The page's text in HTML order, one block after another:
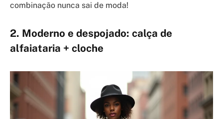
combinação nunca sai de moda!
2. Moderno e despojado: calça de
alfaiataria + cloche